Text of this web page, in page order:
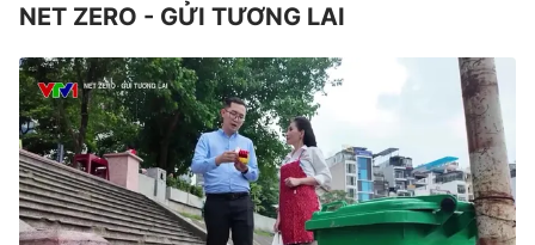
NET ZERO - GỬI TƯƠNG LAI